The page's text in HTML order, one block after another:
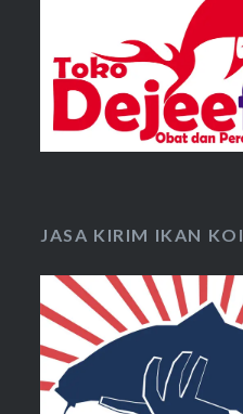
JASA KIRIM IKAN KOI